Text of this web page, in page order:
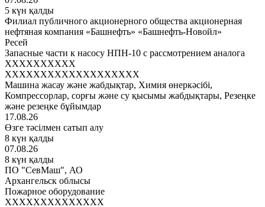
5 күн қалды
Филиал публичного акционерного общества акционерная
нефтяная компания «Башнефть» «Башнефть-Новойл»
Ресей
Запасные части к насосу НПН-10 с рассмотрением аналога
XXXXXXXXXX
XXXXXXXXXXXXXXXXXXX
Машина жасау және жабдықтар, Химия өнеркәсібі,
Компрессорлар, сорғы және су қысымы жабдықтары, Резеңке
және резеңке бұйымдар
17.08.26
Өзге тәсілмен сатып алу
8 күн қалды
07.08.26
8 күн қалды
ПО "СевМаш", АО
Архангельск облысы
Пожарное оборудование
XXXXXXXXXXXXXX